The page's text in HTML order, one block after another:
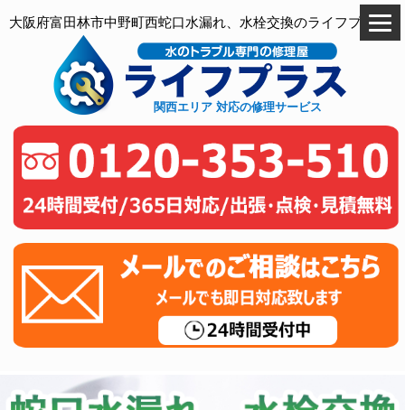
大阪府富田林市中野町西蛇口水漏れ、水栓交換のライフプラス
関西エリア 対応の修理サービス